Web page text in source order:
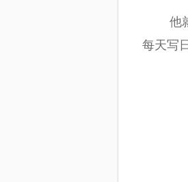
他就
每天写